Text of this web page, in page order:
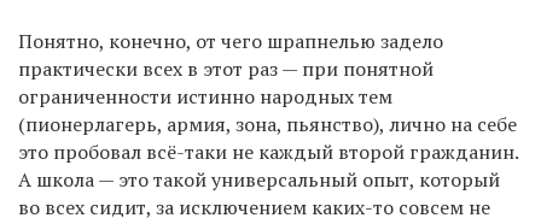
Понятно, конечно, от чего шрапнелью задело
практически всех в этот раз — при понятной
ограниченности истинно народных тем
(пионерлагерь, армия, зона, пьянство), лично на себе
это пробовал всё-таки не каждый второй гражданин.
А школа — это такой универсальный опыт, который
во всех сидит, за исключением каких-то совсем не